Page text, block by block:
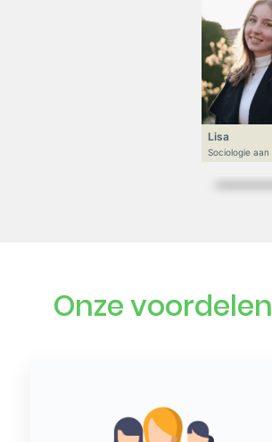
Lisa
Sociologie aan
Onze voordelen